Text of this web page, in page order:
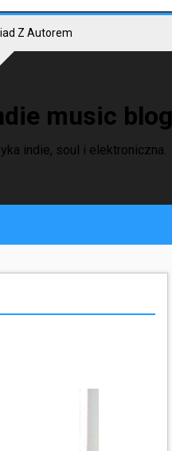
Z Autorem
music blog
indie, soul i elektroniczna.